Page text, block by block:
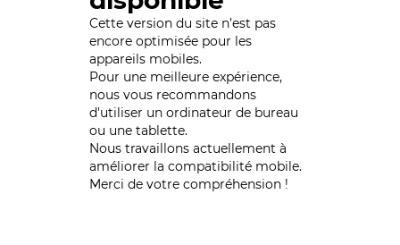
Cette version du site n’est pas
encore optimisée pour les
appareils mobiles.
Pour une meilleure expérience,
nous vous recommandons
d'utiliser un ordinateur de bureau
ou une tablette.
Nous travaillons actuellement à
améliorer la compatibilité mobile.
Merci de votre compréhension !